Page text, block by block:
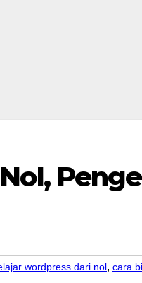
wordpress dari nol, cara